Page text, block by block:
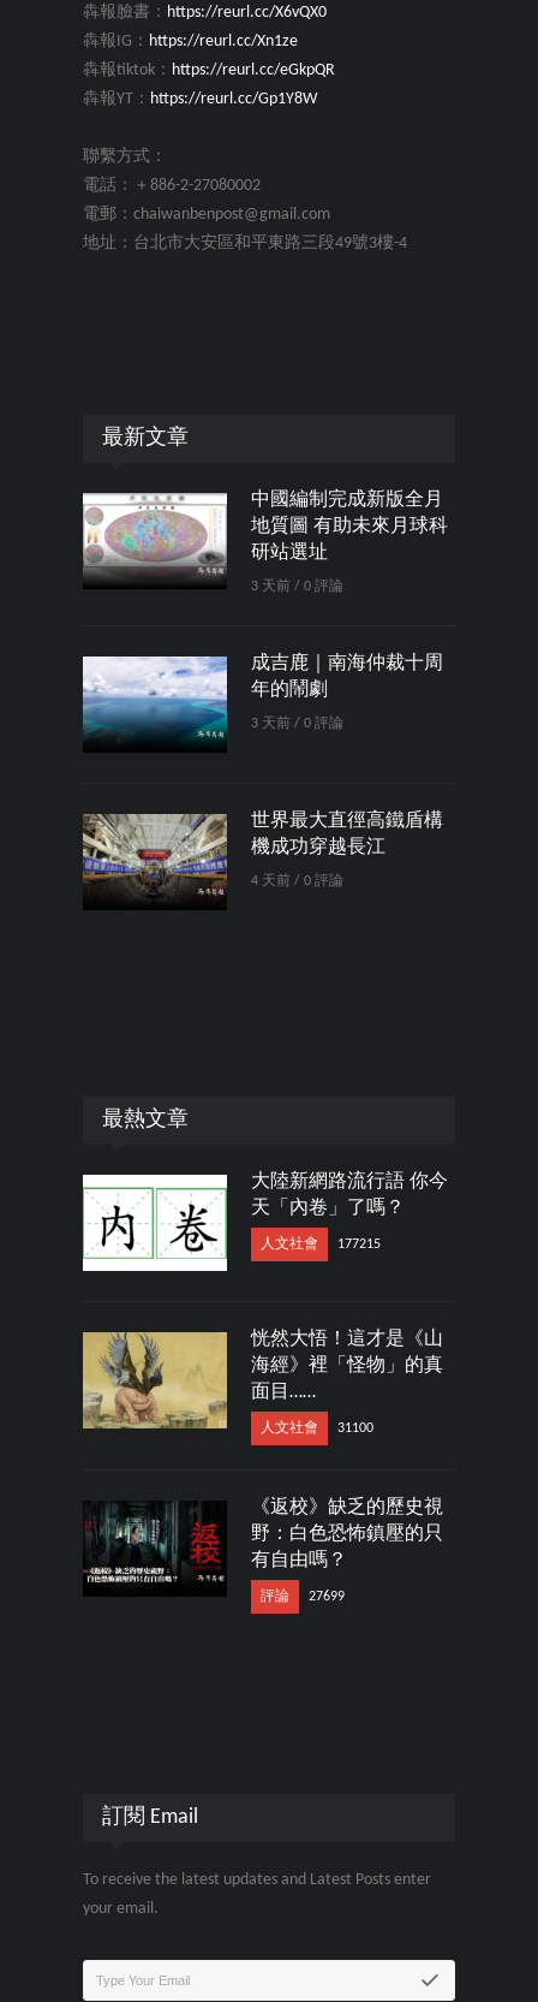
犇報臉書： https://reurl.cc/X6vQX0
犇報IG： https://reurl.cc/Xn1ze
犇報tiktok： https://reurl.cc/eGkpQR
犇報YT： https://reurl.cc/Gp1Y8W
聯繫方式：
電話：＋886-2-27080002
電郵：chaiwanbenpost@gmail.com
地址：台北市大安區和平東路三段49號3樓-4
最新文章
中國編制完成新版全月
地質圖 有助未來月球科
研站選址
3 天前 / 0 評論
成吉鹿｜南海仲裁十周
年的鬧劇
3 天前 / 0 評論
世界最大直徑高鐵盾構
機成功穿越長江
4 天前 / 0 評論
最熱文章
大陸新網路流行語 你今
天「內卷」了嗎？
人文社會 177215
恍然大悟！這才是《山
海經》裡「怪物」的真
面目……
人文社會 31100
《返校》缺乏的歷史視
野：白色恐怖鎮壓的只
有自由嗎？
評論 27699
訂閱 Email
To receive the latest updates and Latest Posts enter
your email.